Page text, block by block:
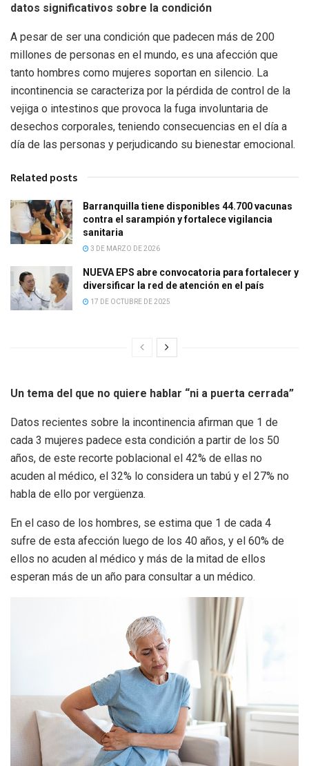
datos significativos sobre la condición
A pesar de ser una condición que padecen más de 200
millones de personas en el mundo, es una afección que
tanto hombres como mujeres soportan en silencio. La
incontinencia se caracteriza por la pérdida de control de la
vejiga o intestinos que provoca la fuga involuntaria de
desechos corporales, teniendo consecuencias en el día a
día de las personas y perjudicando su bienestar emocional.
Related posts
Barranquilla tiene disponibles 44.700 vacunas
contra el sarampión y fortalece vigilancia
sanitaria
3 DE MARZO DE 2026
NUEVA EPS abre convocatoria para fortalecer y
diversificar la red de atención en el país
17 DE OCTUBRE DE 2025
Un tema del que no quiere hablar “ni a puerta cerrada”
Datos recientes sobre la incontinencia afirman que 1 de
cada 3 mujeres padece esta condición a partir de los 50
años, de este recorte poblacional el 42% de ellas no
acuden al médico, el 32% lo considera un tabú y el 27% no
habla de ello por vergüenza.
En el caso de los hombres, se estima que 1 de cada 4
sufre de esta afección luego de los 40 años, y el 60% de
ellos no acuden al médico y más de la mitad de ellos
esperan más de un año para consultar a un médico.